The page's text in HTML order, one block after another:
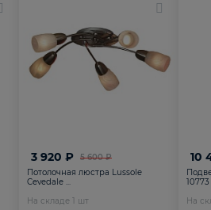
5 600 ₽
3 920 ₽
Потолочная люстра Lussole
Cevedale ...
На складе 1 шт
10
10773
На